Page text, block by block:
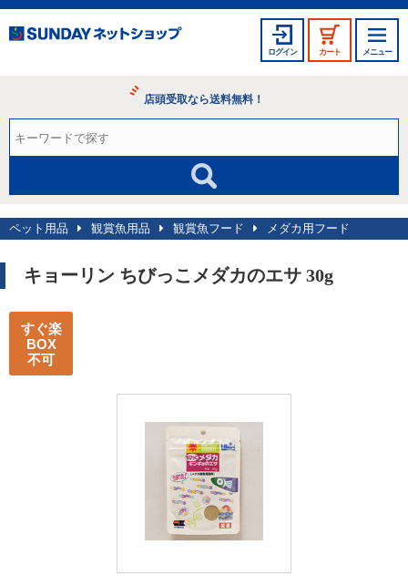
ログイン カート メニュー
店頭受取なら送料無料！
ペット用品 観賞魚用品 観賞魚フード メダカ用フード
キョーリン ちびっこメダカのエサ 30g
すぐ楽
BOX
不可